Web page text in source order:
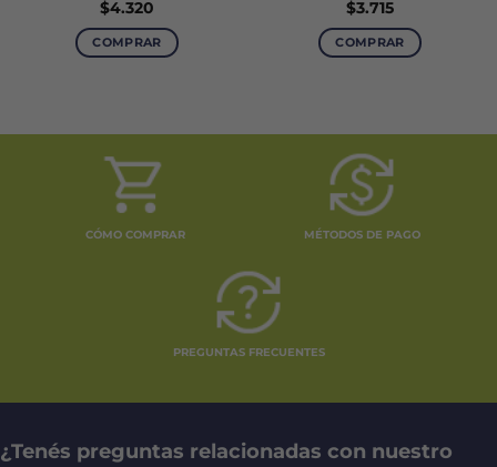
$4.320
COMPRAR
$3.715
COMPRAR
CÓMO COMPRAR MÉTODOS DE PAGO
PREGUNTAS FRECUENTES
¿Tenés preguntas relacionadas con nuestro